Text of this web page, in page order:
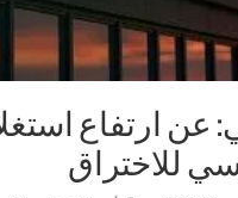
ارتفاع
للاختراق